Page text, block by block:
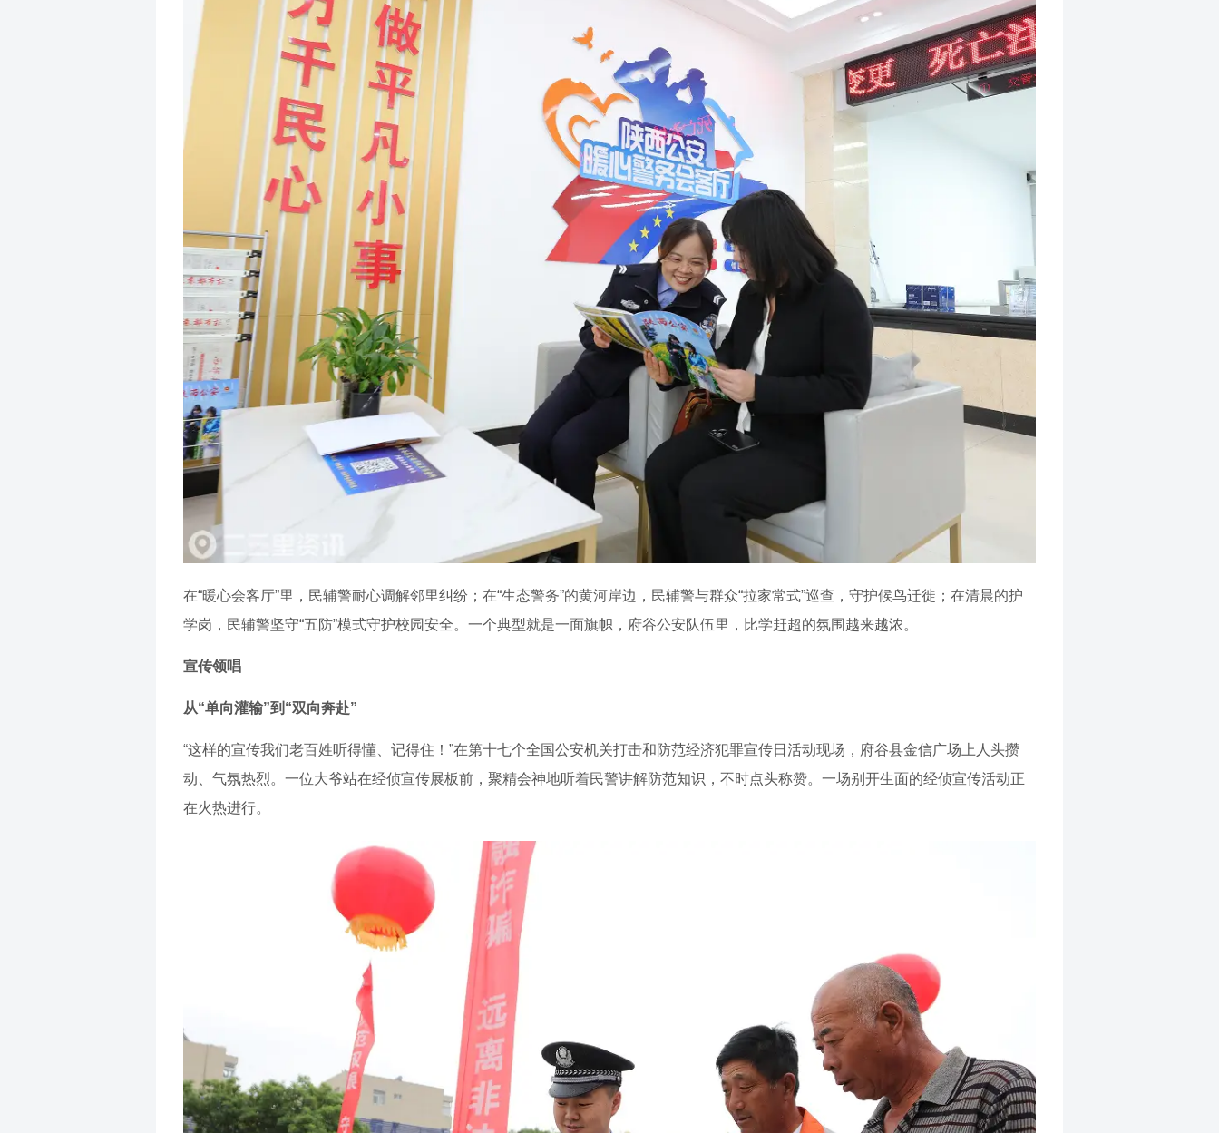
在“暖心会客厅”里，民辅警耐心调解邻里纠纷；在“生态警务”的黄河岸边，民辅警与群众“拉家常式”巡查，守护候鸟迁徙；在清晨的护
学岗，民辅警坚守“五防”模式守护校园安全。一个典型就是一面旗帜，府谷公安队伍里，比学赶超的氛围越来越浓。
宣传领唱
从“单向灌输”到“双向奔赴”
“这样的宣传我们老百姓听得懂、记得住！”在第十七个全国公安机关打击和防范经济犯罪宣传日活动现场，府谷县金信广场上人头攒
动、气氛热烈。一位大爷站在经侦宣传展板前，聚精会神地听着民警讲解防范知识，不时点头称赞。一场别开生面的经侦宣传活动正
在火热进行。